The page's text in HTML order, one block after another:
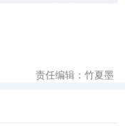
责任编辑：竹夏墨